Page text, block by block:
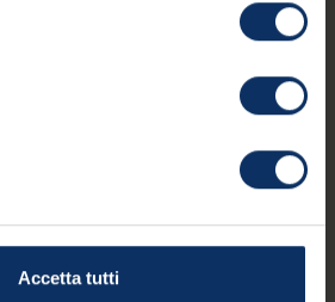
Accetta tutti
Via